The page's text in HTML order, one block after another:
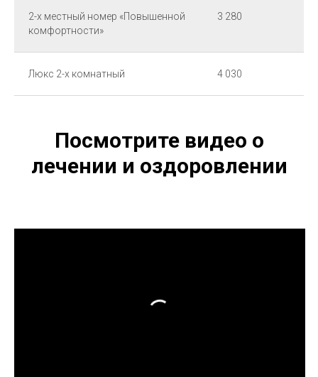
2-х местный номер «Повышенной
комфортности»
3 280
Люкс 2-х комнатный 4 030
Посмотрите видео о
лечении и оздоровлении